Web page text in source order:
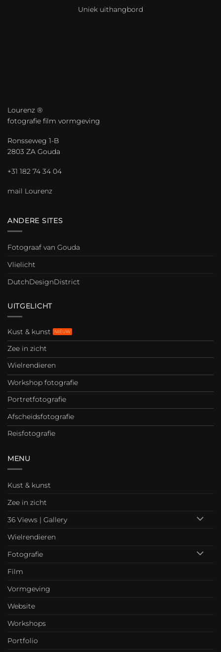
Uniek uithangbord
Lourenz ®
fotografie film vormgeving
Ronsseweg 1-B
2803 ZA Gouda
+31 182 74 34 04
mail Lourenz
ANDERE SITES
Fotograaf van Gouda
Vlielicht
DutchDesignDistrict
UITGELICHT
Kust & kunst
Zee in zicht
Wielrendieren
Workshop fotografie
Portretfotografie
Afscheidsfotografie
Reisfotografie
MENU
Kust & kunst
Zee in zicht
36 Views | Gallery
Wielrendieren
Fotografie
Film
Vormgeving
Website
Workshops
Portfolio